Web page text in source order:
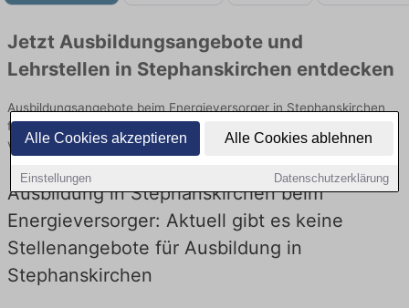
Alle Cookies akzeptieren Alle Cookies ablehnen
Einstellungen Datenschutzerklärung
Jetzt Ausbildungsangebote und
Lehrstellen in Stephanskirchen entdecken
Ausbildungsangebote beim Energieversorger in Stephanskirchen
finden Sie von namhaften Firmen. Entdecken Sie freie Optionen
von Top-Arbeitgebern und bewerben Sie sich noch heute.
Ausbildung in Stephanskirchen beim
Energieversorger: Aktuell gibt es keine
Stellenangebote für Ausbildung in
Stephanskirchen